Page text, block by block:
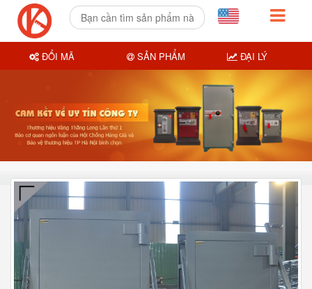
ĐỔI MÃ SẢN PHẨM ĐẠI LÝ